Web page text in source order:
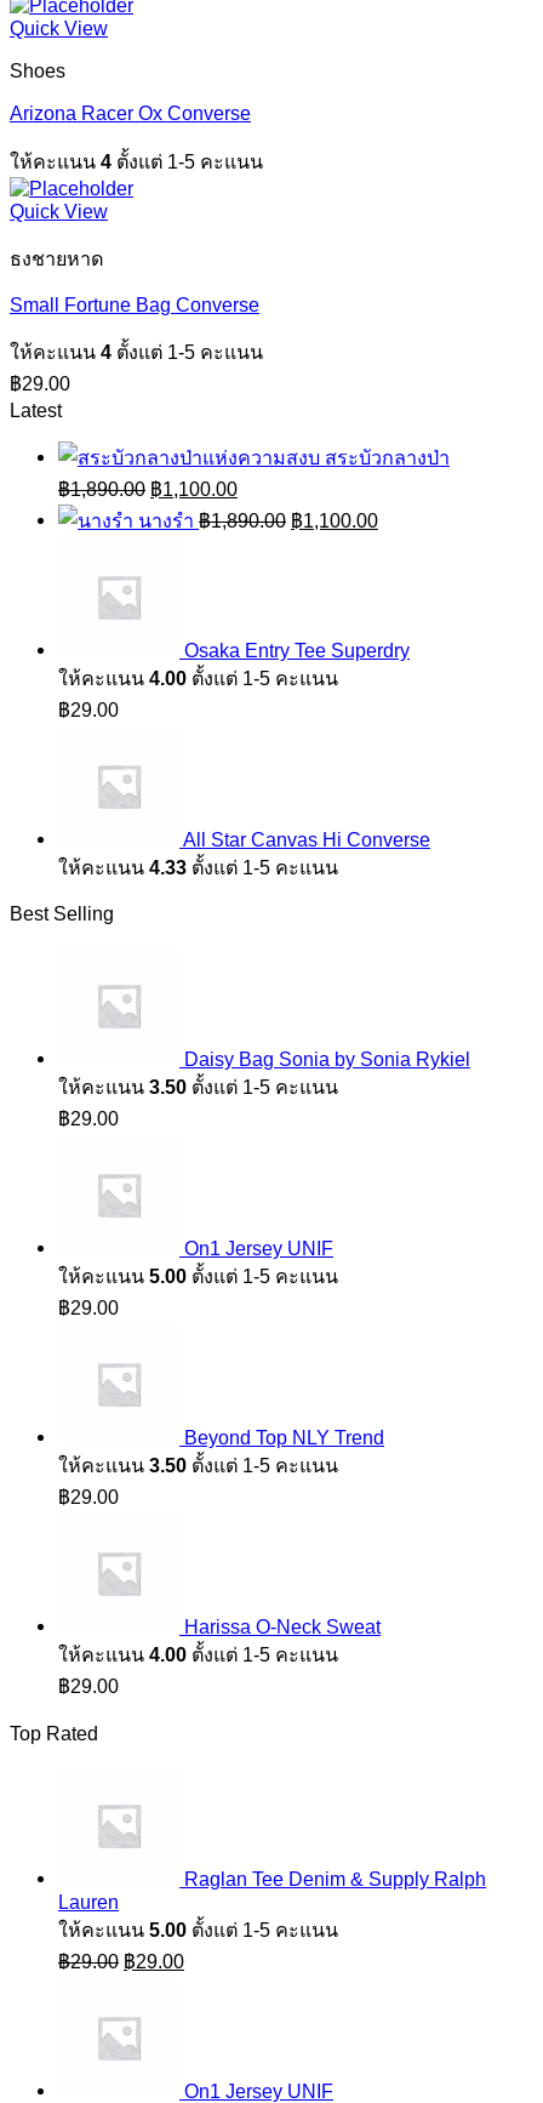
Quick View
Shoes
Arizona Racer Ox Converse
ให้คะแนน 4 ตั้งแต่ 1-5 คะแนน
Quick View
ธงชายหาด
Small Fortune Bag Converse
ให้คะแนน 4 ตั้งแต่ 1-5 คะแนน
฿29.00
Latest
สระบัวกลางป่า
฿1,890.00 Original
price
was:
฿1,100.00Current
price
is:
นางรำ ฿1,890.00 Original
price
฿1,100.00Current
price
Osaka Entry Tee Superdry
ให้คะแนน 4.00 ตั้งแต่ 1-5 คะแนน
฿29.00
All Star Canvas Hi Converse
ให้คะแนน 4.33 ตั้งแต่ 1-5 คะแนน
Best Selling
Daisy Bag Sonia by Sonia Rykiel
ให้คะแนน 3.50 ตั้งแต่ 1-5 คะแนน
฿29.00
On1 Jersey UNIF
ให้คะแนน 5.00 ตั้งแต่ 1-5 คะแนน
฿29.00
Beyond Top NLY Trend
ให้คะแนน 3.50 ตั้งแต่ 1-5 คะแนน
฿29.00
Harissa O-Neck Sweat
ให้คะแนน 4.00 ตั้งแต่ 1-5 คะแนน
฿29.00
Top Rated
Raglan Tee Denim & Supply Ralph
Lauren
ให้คะแนน 5.00 ตั้งแต่ 1-5 คะแนน
฿29.00 Original
price
฿29.00.
฿29.00Current
price
On1 Jersey UNIF